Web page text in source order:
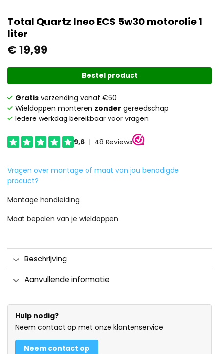
Total Quartz Ineo ECS 5w30 motorolie 1
liter
€19,99
Bestel product
Gratis verzending vanaf €60
Wieldoppen monteren zonder gereedschap
Iedere werkdag bereikbaar voor vragen
Vragen over montage of maat van jou benodigde
product?
Montage handleiding
Maat bepalen van je wieldoppen
Beschrijving
Aanvullende informatie
Hulp nodig?
Neem contact op met onze klantenservice
Neem contact op